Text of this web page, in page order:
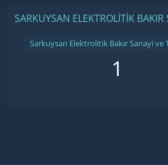
SARKUYSAN ELEKTROLITIK
Sarkuysan Elektrolitik Bakır Sanayi ve